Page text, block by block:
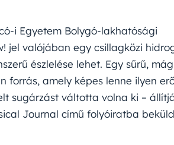
i Egyetem Bolygó-lakhatósági
jel valójában egy csillagközi
észlelése lehet. Egy sűrű,
forrás, amely képes lenne ilyen
sugárzást váltotta volna ki –
Journal című folyóiratba